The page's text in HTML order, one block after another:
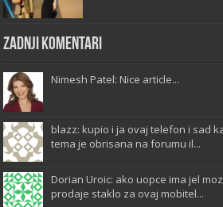
Zadnji komentari
Nimesh Patel: Nice article...
blazz: kupio i ja ovaj telefon i sad
tema je obrisana na forumu il...
Dorian Uroic: ako uopce ima jel
prodaje staklo za ovaj mobitel...